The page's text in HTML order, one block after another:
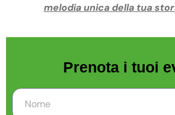
melodia unica della tua
Prenota i tuoi